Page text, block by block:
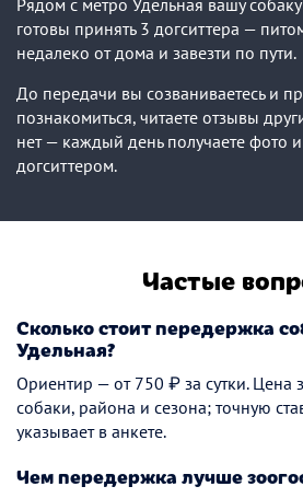
Рядом с метро Удельная вашу
готовы принять 3 догситтера —
недалеко от дома и завезти по пути.
До передачи вы созваниваетесь и
познакомиться, читаете отзывы
нет — каждый день получаете фото и
догситтером.
Частые
Сколько стоит передержка
Удельная?
Ориентир — от 750 ₽ за сутки. Цена
собаки, района и сезона; точную
указывает в анкете.
Чем передержка лучше